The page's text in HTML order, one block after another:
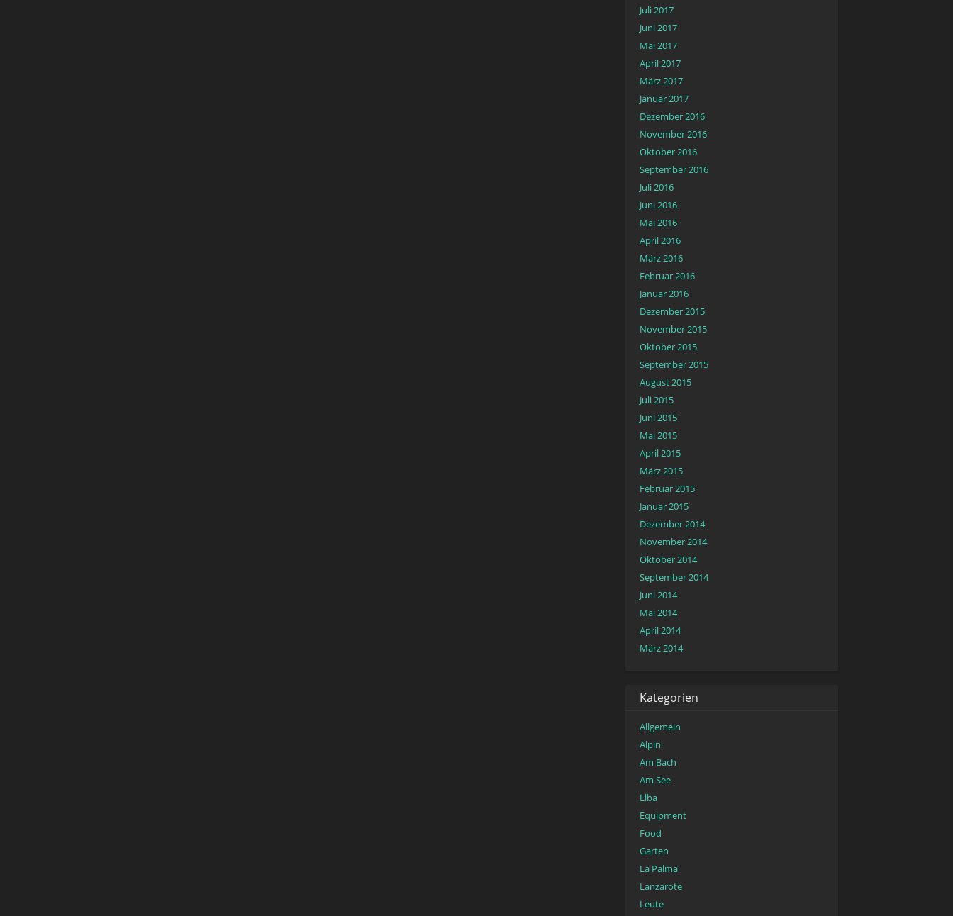
Juli 2017
Juni 2017
Mai 2017
April 2017
März 2017
Januar 2017
Dezember 2016
November 2016
Oktober 2016
September 2016
Juli 2016
Juni 2016
Mai 2016
April 2016
März 2016
Februar 2016
Januar 2016
Dezember 2015
November 2015
Oktober 2015
September 2015
August 2015
Juli 2015
Juni 2015
Mai 2015
April 2015
März 2015
Februar 2015
Januar 2015
Dezember 2014
November 2014
Oktober 2014
September 2014
Juni 2014
Mai 2014
April 2014
März 2014
Kategorien
Allgemein
Alpin
Am Bach
Am See
Elba
Equipment
Food
Garten
La Palma
Lanzarote
Leute